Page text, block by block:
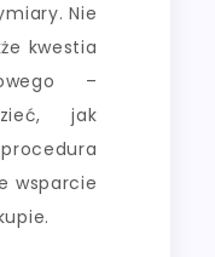
Nie
kwestia
–
jak
wsparcie